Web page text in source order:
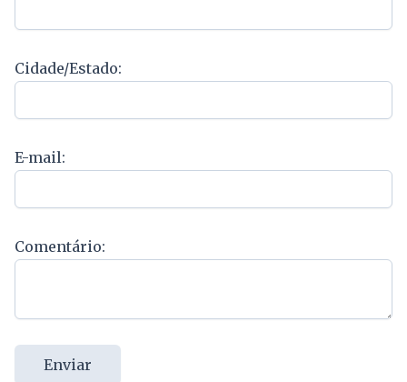
Cidade/Estado:
E-mail:
Comentário:
Enviar